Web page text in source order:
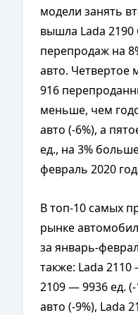
модели занять
вышла Lada 2190
перепродаж на
авто. Четвертое
916
меньше, чем
авто (-6%), а
ед., на 3%
февраль 2020
В топ-10 самых
рынке
за январь-
также: Lada 2110
2109 — 9936 ед.
авто (-9%), Lada